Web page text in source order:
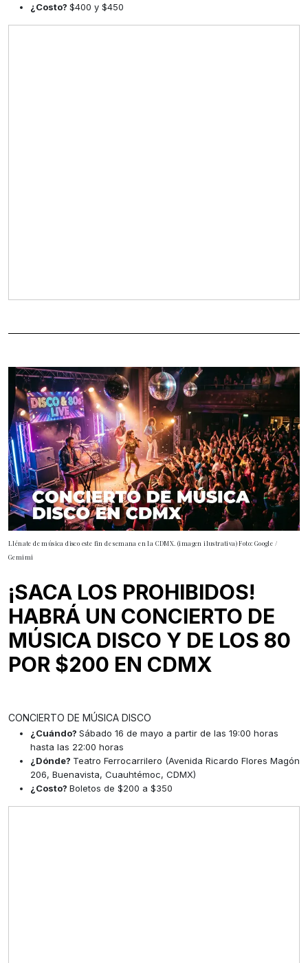
¿Costo? $400 y $450
Llénate de música disco este fin de semana en la CDMX. (imagen ilustrativa) Foto: Google /
Gemimi
¡SACA LOS PROHIBIDOS!
HABRÁ UN CONCIERTO DE
MÚSICA DISCO Y DE LOS 80
POR $200 EN CDMX
CONCIERTO DE MÚSICA DISCO
¿Cuándo? Sábado 16 de mayo a partir de las 19:00 horas
hasta las 22:00 horas
¿Dónde? Teatro Ferrocarrilero (Avenida Ricardo Flores Magón
206, Buenavista, Cuauhtémoc, CDMX)
¿Costo? Boletos de $200 a $350